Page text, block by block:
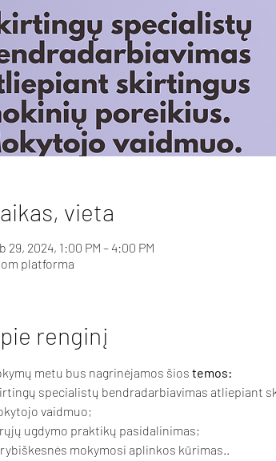
vieta
29, 2024, 1:00 PM – 4:00 PM
platforma
renginį
metu bus nagrinėjamos šios temos:
specialistų bendradarbiavimas atliepiant
vaidmuo;
ugdymo praktikų pasidalinimas;
mokymosi aplinkos kūrimas..